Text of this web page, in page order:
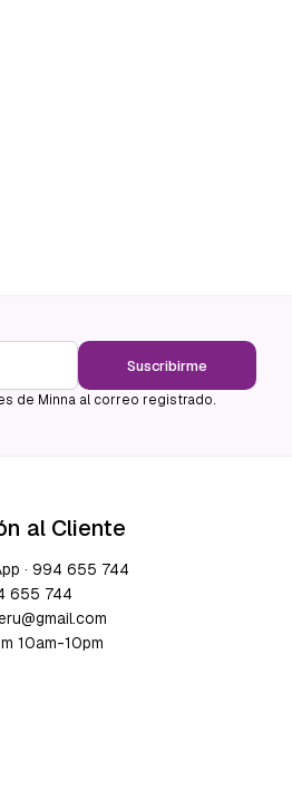
Suscribirme
de Minna al correo registrado.
al Cliente
· 994 655 744
655 744
10am-10pm